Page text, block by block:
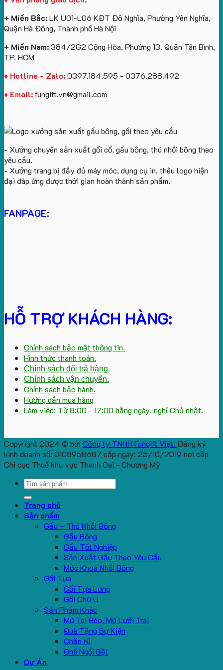
+ Miền Bắc:LK U01-L06 KĐT Đô Nghĩa, Phường Yên Nghĩa,
Quận Hà Đông, Thành phố Hà Nội
+ Miền Nam:384/2G2 Cộng Hòa, Phường 13. Quận Tân Bình,
TP. HCM
♦ Hotline - Zalo:0397.184.595 - 0376.288.492
♦ Email:fungift.vn@gmail.com
- Xưởng chuyên sản xuất gối cổ, gấu bông, thú nhồi bông theo
yêu cầu.
- Xưởng trang bị đầy đủ máy móc, dụng cụ in, thêu logo hiện
đại đáp ứng được thời gian hoàn thành sản phẩm.
FANPAGE:
HỖ TRỢ KHÁCH HÀNG:
Chính sách bảo mật thông tin.
Hình thức thanh toán.
Chính sách đổi trả hàng.
Chính sách vận chuyển.
Chính sách bảo hành.
Hướng dẫn mua hàng
Làm việc: Từ 8:00 - 17:00 hằng ngày, nghỉ Chủ nhật.
Copyright 2024 © bởi Công ty TNHH Fungift Việt. Đăng ký
kinh doanh số: 0108958687 cấp ngày: 25/10/2019 nơi cấp
Chi cục Thuế khu vực Thanh Oai - Chương Mỹ
Search
Trang chủ
Sản phẩm
Gấu – Thú Nhồi Bông
Gấu Bông
Gấu Tốt Nghiệp
Sản Xuất Gấu Theo Yêu Cầu
Móc Khoá Nhồi Bông
Gối Tựa
Gối Tựa Lưng
Gối Chữ U
Sản Phẩm Khác
Mũ Tai Bèo, Mũ Lưỡi Trai
Quà Tặng Sự Kiện
Chăn Nỉ
Ghế Ngồi Bệt
Dự Án